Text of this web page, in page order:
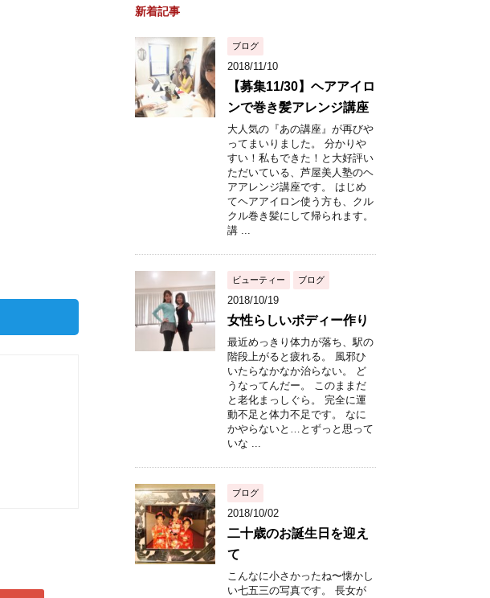
新着記事
ブログ
2018/11/10
【募集11/30】ヘアアイロ
ンで巻き髪アレンジ講座
大人気の『あの講座』が再びや
ってまいりました。 分かりや
すい！私もできた！と大好評い
ただいている、芦屋美人塾のヘ
アアレンジ講座です。 はじめ
てヘアアイロン使う方も、クル
クル巻き髪にして帰られます。
講 ...
ビューティー ブログ
2018/10/19
女性らしいボディー作り
最近めっきり体力が落ち、駅の
階段上がると疲れる。 風邪ひ
いたらなかなか治らない。 ど
うなってんだー。 このままだ
と老化まっしぐら。 完全に運
動不足と体力不足です。 なに
かやらないと…とずっと思って
いな ...
ブログ
2018/10/02
二十歳のお誕生日を迎え
て
こんなに小さかったね〜懐かし
い七五三の写真です。 長女が